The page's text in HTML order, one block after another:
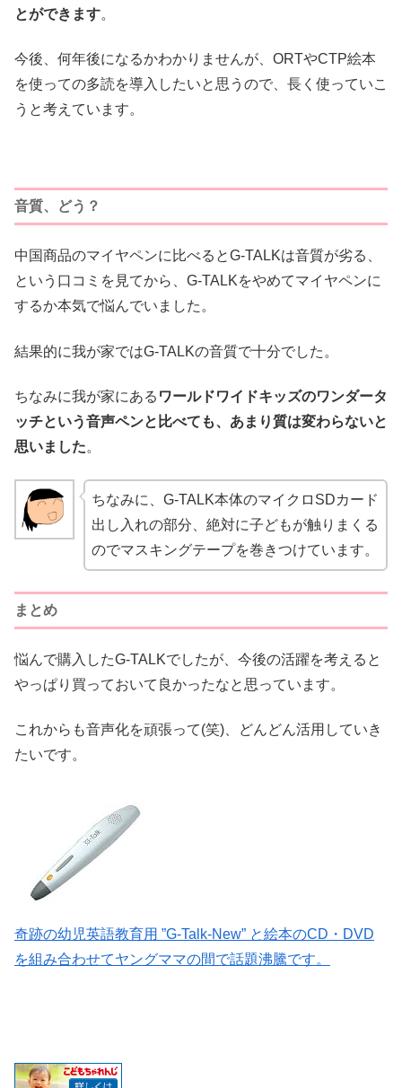
とができます。
今後、何年後になるかわかりませんが、ORTやCTP絵本
を使っての多読を導入したいと思うので、長く使っていこ
うと考えています。
音質、どう？
中国商品のマイヤペンに比べるとG-TALKは音質が劣る、
という口コミを見てから、G-TALKをやめてマイヤペンに
するか本気で悩んでいました。
結果的に我が家ではG-TALKの音質で十分でした。
ちなみに我が家にある ワールドワイドキッズのワンダータ
ッチという音声ペンと比べても、あまり質は変わらないと
思いました。
ちなみに、G-TALK本体のマイクロSDカード
出し入れの部分、絶対に子どもが触りまくる
のでマスキングテープを巻きつけています。
まとめ
悩んで購入したG-TALKでしたが、今後の活躍を考えると
やっぱり買っておいて良かったなと思っています。
これからも音声化を頑張って(笑)、どんどん活用していき
たいです。
奇跡の幼児英語教育用 ”G-Talk-New” と絵本のCD・DVD
を組み合わせてヤングママの間で話題沸騰です。